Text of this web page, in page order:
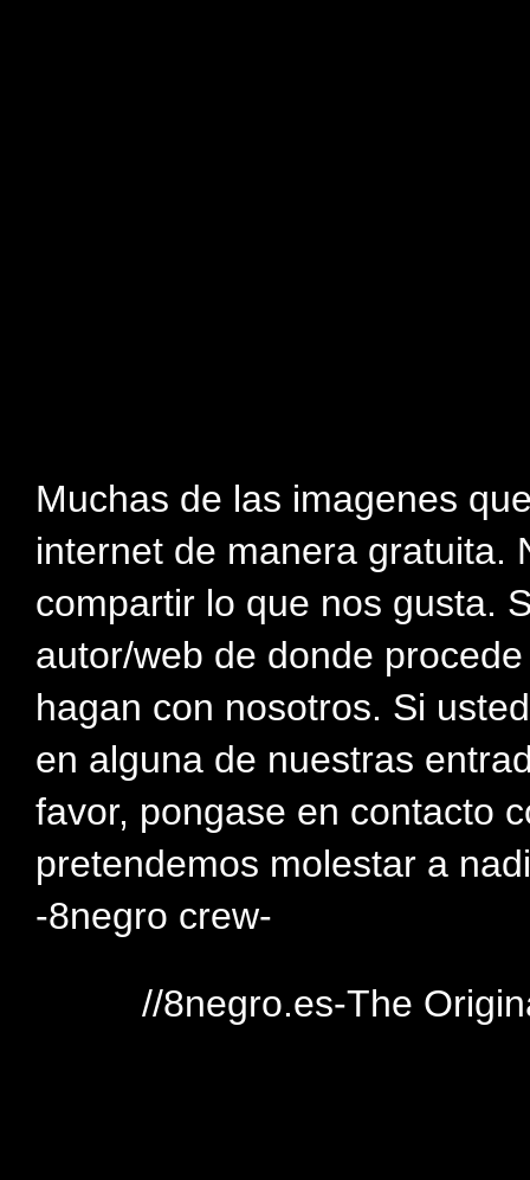
Muchas de las imagenes
internet de manera gratuita.
compartir lo que nos gusta.
autor/web de donde
hagan con nosotros. Si
en alguna de nuestras
favor, pongase en contacto
pretendemos molestar a
-8negro crew-
//8negro.es-The